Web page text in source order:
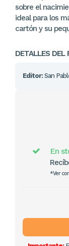
sobre el
ideal para los
cartón y su
DETALLES DEL
Editor: San
En
*Ver